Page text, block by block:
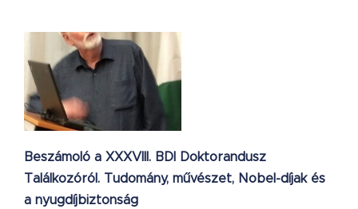
Beszámoló a XXXVIII. BDI Doktorandusz
Találkozóról. Tudomány, művészet, Nobel-díjak és
a nyugdíjbiztonság